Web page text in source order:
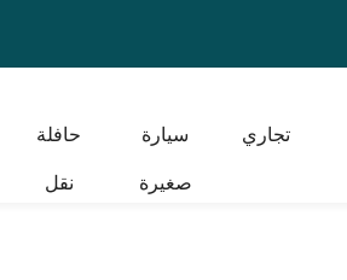
تجاري سيارة
صغيرة
حافلة
نقل